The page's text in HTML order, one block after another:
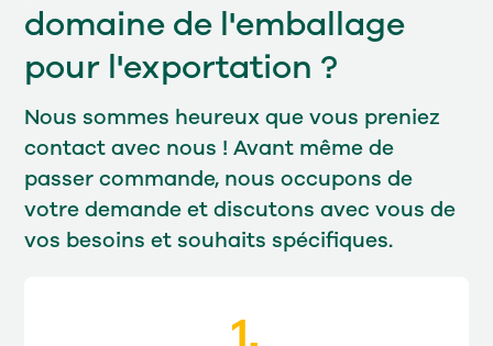
domaine de l'emballage
pour l'exportation ?
Nous sommes heureux que vous preniez
contact avec nous ! Avant même de
passer commande, nous occupons de
votre demande et discutons avec vous de
vos besoins et souhaits spécifiques.